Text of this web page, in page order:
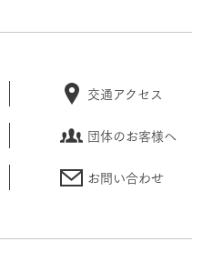
交通アクセス
団体のお客様へ
お問い合わせ